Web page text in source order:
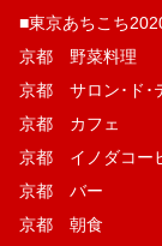
■東京あちこち
京都 野菜料理
京都 サロン･ド･
京都 カフェ
京都 イノダコー
京都 バー
京都 朝食